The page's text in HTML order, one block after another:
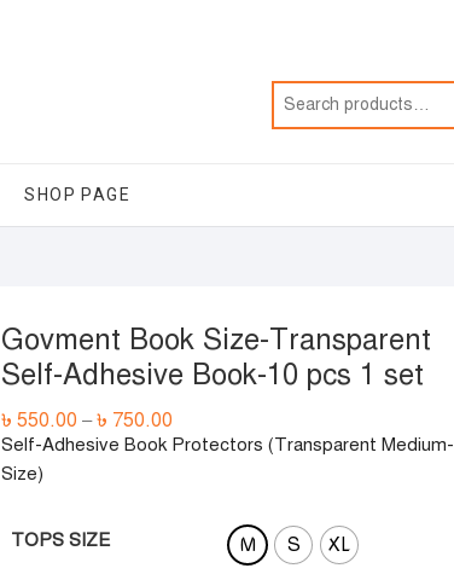
SHOP PAGE
Govment Book Size-Transparent
Self-Adhesive Book-10 pcs 1 set
৳ 550.00 – ৳ 750.00
Self-Adhesive Book Protectors (Transparent Medium-
Size)
TOPS SIZE M S XL